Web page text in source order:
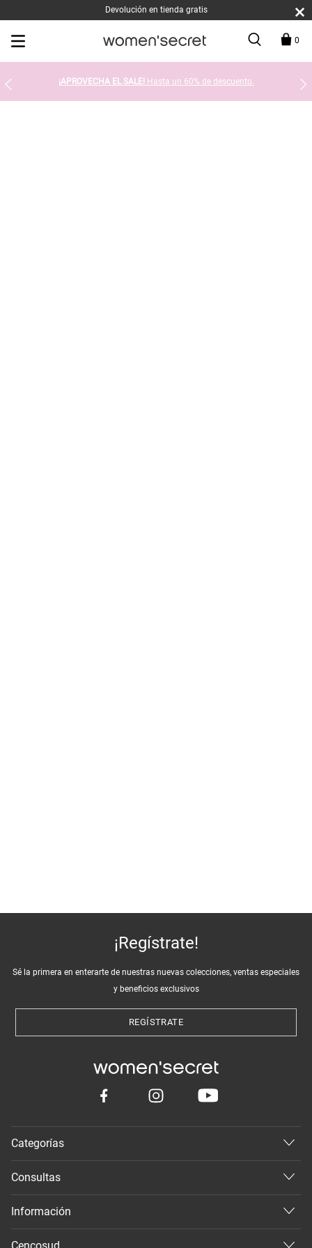
Devolución en tienda gratis
0
¡APROVECHA EL SALE! Hasta un 60% de descuento.
¡Regístrate!
Sé la primera en enterarte de nuestras nuevas colecciones, ventas especiales
y beneficios exclusivos
REGÍSTRATE
Categorías
Consultas
Información
Cencosud